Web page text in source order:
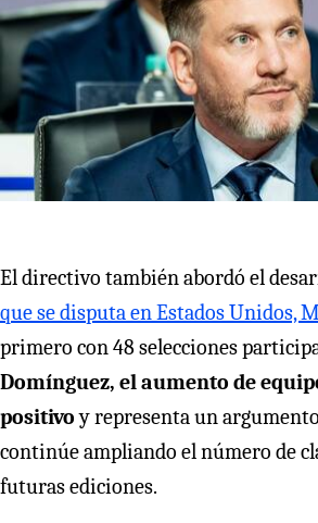
El directivo también abordó el
que se disputa en Estados Unidos,
primero con 48 selecciones
Domínguez, el aumento de
positivoy representa un
continúe ampliando el número de
futuras ediciones.